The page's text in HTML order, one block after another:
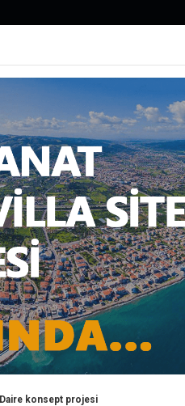
KURUMSAL
Dumanca Trio Güzelbahçe 2012
konsept projesi